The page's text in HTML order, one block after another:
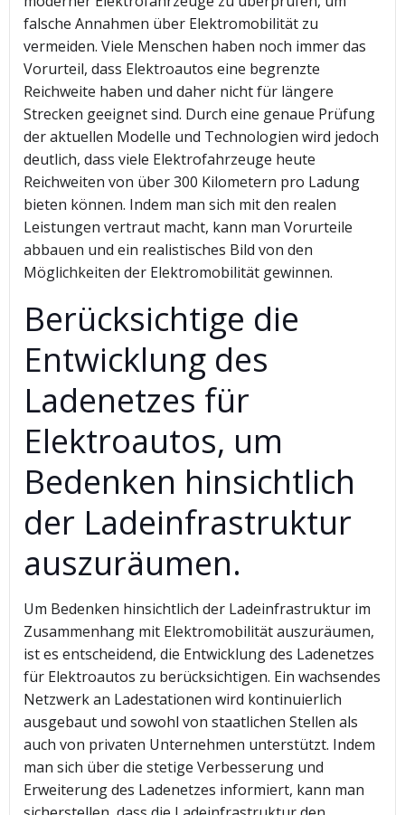
falsche Annahmen über Elektromobilität zu
vermeiden. Viele Menschen haben noch immer das
Vorurteil, dass Elektroautos eine begrenzte
Reichweite haben und daher nicht für längere
Strecken geeignet sind. Durch eine genaue Prüfung
der aktuellen Modelle und Technologien wird jedoch
deutlich, dass viele Elektrofahrzeuge heute
Reichweiten von über 300 Kilometern pro Ladung
bieten können. Indem man sich mit den realen
Leistungen vertraut macht, kann man Vorurteile
abbauen und ein realistisches Bild von den
Möglichkeiten der Elektromobilität gewinnen.
Berücksichtige die
Entwicklung des
Ladenetzes für
Elektroautos, um
Bedenken hinsichtlich
der Ladeinfrastruktur
auszuräumen.
Um Bedenken hinsichtlich der Ladeinfrastruktur im
Zusammenhang mit Elektromobilität auszuräumen,
ist es entscheidend, die Entwicklung des Ladenetzes
für Elektroautos zu berücksichtigen. Ein wachsendes
Netzwerk an Ladestationen wird kontinuierlich
ausgebaut und sowohl von staatlichen Stellen als
auch von privaten Unternehmen unterstützt. Indem
man sich über die stetige Verbesserung und
Erweiterung des Ladenetzes informiert, kann man